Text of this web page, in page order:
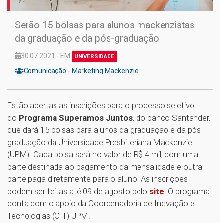
Serão 15 bolsas para alunos mackenzistas
da graduação e da pós-graduação
30.07.2021 - EM UNIVERSIDADE
Comunicação - Marketing Mackenzie
Estão abertas as inscrições para o processo seletivo
do Programa Superamos Juntos, do banco Santander,
que dará 15 bolsas para alunos da graduação e da pós-
graduação da Universidade Presbiteriana Mackenzie
(UPM). Cada bolsa será no valor de R$ 4 mil, com uma
parte destinada ao pagamento da mensalidade e outra
parte paga diretamente para o aluno. As inscrições
podem ser feitas até 09 de agosto pelo site. O programa
conta com o apoio da Coordenadoria de Inovação e
Tecnologias (CIT) UPM.